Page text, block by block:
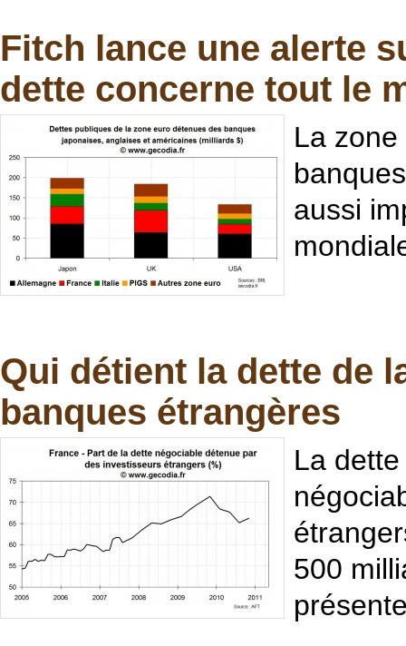
Fitch lance une alerte
dette concerne tout le
La
aussi
Qui détient la dette de
banques étrangères
La
500